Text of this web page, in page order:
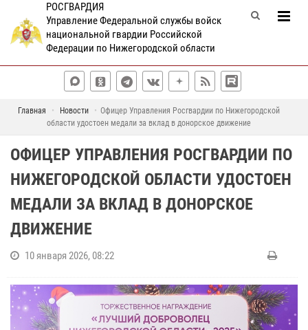
РОСГВАРДИЯ
Управление Федеральной службы войск
национальной гвардии Российской
Федерации по Нижегородской области
Главная Новости
Офицер Управления Росгвардии по Нижегородской
области удостоен медали за вклад в донорское движение
ОФИЦЕР УПРАВЛЕНИЯ РОСГВАРДИИ ПО
НИЖЕГОРОДСКОЙ ОБЛАСТИ УДОСТОЕН
МЕДАЛИ ЗА ВКЛАД В ДОНОРСКОЕ
ДВИЖЕНИЕ
10 января 2026, 08:22